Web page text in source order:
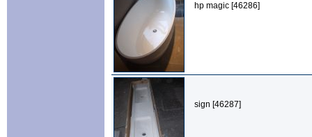
hp magic [46286]
sign [46287]